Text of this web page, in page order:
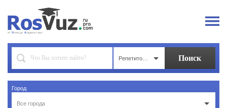
Город
Все города